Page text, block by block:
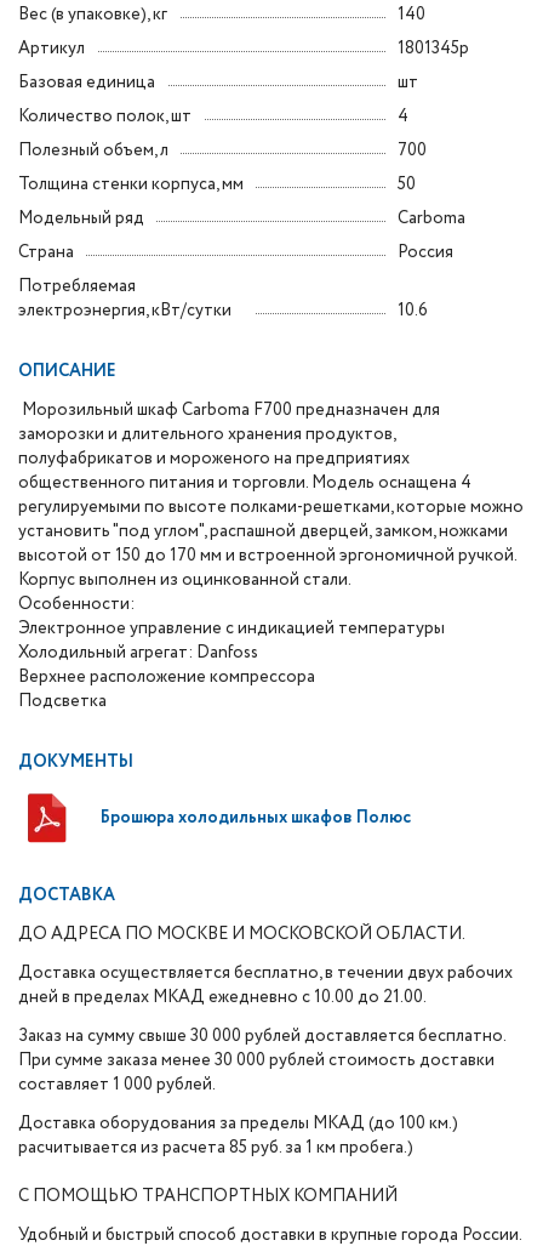
Вес (в упаковке), кг
140
Артикул
1801345p
Базовая единица
шт
Количество полок, шт
4
Полезный объем, л
700
Толщина стенки корпуса, мм
50
Модельный ряд
Carboma
Страна
Россия
Потребляемая
электроэнергия, кВт/сутки
10.6
ОПИСАНИЕ
Морозильный шкаф Carboma F700 предназначен для
заморозки и длительного хранения продуктов,
полуфабрикатов и мороженого на предприятиях
общественного питания и торговли. Модель оснащена 4
регулируемыми по высоте полками-решетками, которые можно
установить "под углом", распашной дверцей, замком, ножками
высотой от 150 до 170 мм и встроенной эргономичной ручкой.
Корпус выполнен из оцинкованной стали.
Особенности:
Электронное управление с индикацией температуры
Холодильный агрегат: Danfoss
Верхнее расположение компрессора
Подсветка
ДОКУМЕНТЫ
Брошюра холодильных шкафов Полюс
ДОСТАВКА
ДО АДРЕСА ПО МОСКВЕ И МОСКОВСКОЙ ОБЛАСТИ.
Доставка осуществляется бесплатно, в течении двух рабочих
дней в пределах МКАД ежедневно с 10.00 до 21.00.
Заказ на сумму свыше 30 000 рублей доставляется бесплатно.
При сумме заказа менее 30 000 рублей стоимость доставки
составляет 1 000 рублей.
Доставка оборудования за пределы МКАД (до 100 км.)
расчитывается из расчета 85 руб. за 1 км пробега.)
С ПОМОЩЬЮ ТРАНСПОРТНЫХ КОМПАНИЙ
Удобный и быстрый способ доставки в крупные города России.